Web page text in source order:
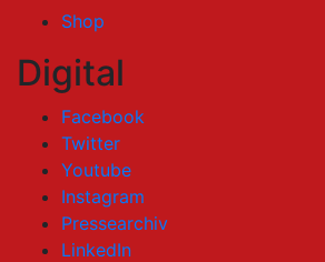
Shop
Digital
Facebook
Twitter
Youtube
Instagram
Pressearchiv
LinkedIn